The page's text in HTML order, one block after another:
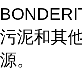
污泥和其
源。